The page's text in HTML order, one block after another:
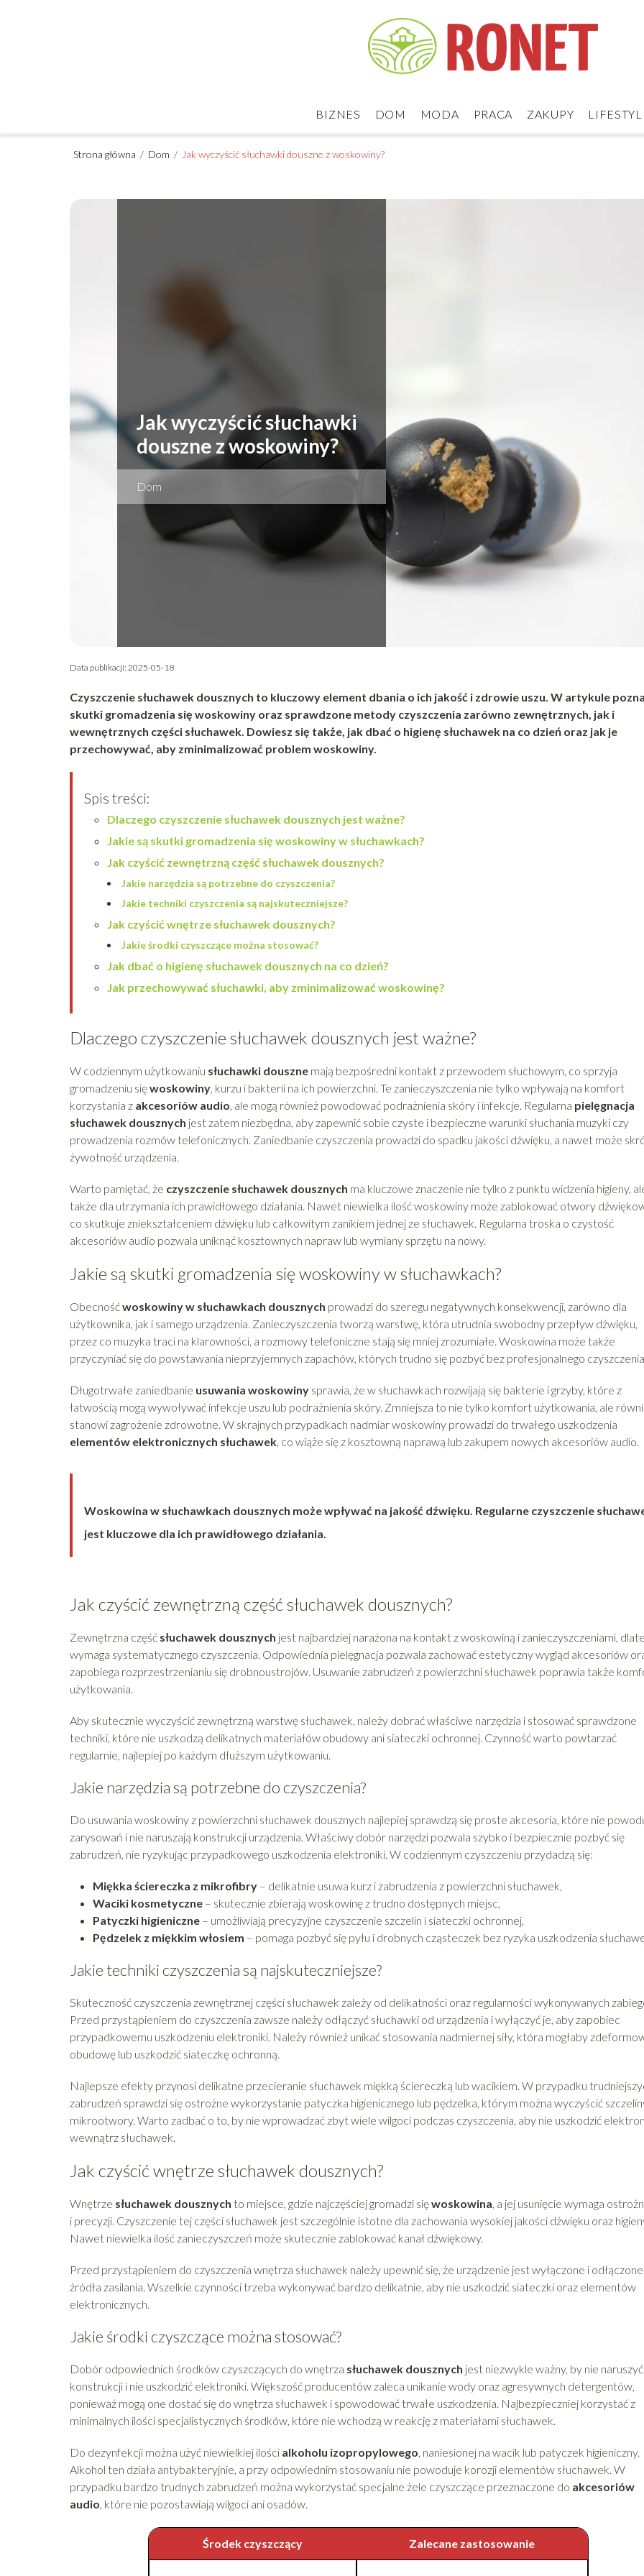
BIZNES DOM MODA PRACA ZAKUPY
Strona główna / Dom / Jak wyczyścić słuchawki douszne z woskowiny?
Jak wyczyścić słuchawki
douszne z woskowiny?
Dom
Data publikacji: 2025-05-18
Czyszczenie słuchawek dousznych to kluczowy element dbania o ich jakość i zdrowie uszu. W artykule
skutki gromadzenia się woskowiny oraz sprawdzone metody czyszczenia zarówno zewnętrznych, jak i
wewnętrznych części słuchawek. Dowiesz się także, jak dbać o higienę słuchawek na co dzień oraz jak je
przechowywać, aby zminimalizować problem woskowiny.
Spis treści:
Dlaczego czyszczenie słuchawek dousznych jest ważne?
Jakie są skutki gromadzenia się woskowiny w słuchawkach?
Jak czyścić zewnętrzną część słuchawek dousznych?
Jakie narzędzia są potrzebne do czyszczenia?
Jakie techniki czyszczenia są najskuteczniejsze?
Jak czyścić wnętrze słuchawek dousznych?
Jakie środki czyszczące można stosować?
Jak dbać o higienę słuchawek dousznych na co dzień?
Jak przechowywać słuchawki, aby zminimalizować woskowinę?
Dlaczego czyszczenie słuchawek dousznych jest ważne?
W codziennym użytkowaniu słuchawki douszne mają bezpośredni kontakt z przewodem słuchowym, co sprzyja
gromadzeniu sięwoskowiny, kurzu i bakterii na ich powierzchni. Te zanieczyszczenia nie tylko wpływają na komfort
korzystania z akcesoriów audio, ale mogą również powodować podrażnienia skóry i infekcje. Regularna pielęgnacja
słuchawek dousznych jest zatem niezbędna, aby zapewnić sobie czyste i bezpieczne warunki słuchania muzyki czy
prowadzenia rozmów telefonicznych. Zaniedbanie czyszczenia prowadzi do spadku jakości dźwięku, a nawet może
żywotność urządzenia.
Warto pamiętać, że czyszczenie słuchawek dousznych ma kluczowe znaczenie nie tylko z punktu widzenia higieny,
także dla utrzymania ich prawidłowego działania. Nawet niewielka ilość woskowiny może zablokować otwory
co skutkuje zniekształceniem dźwięku lub całkowitym zanikiem jednej ze słuchawek. Regularna troska o czystość
akcesoriów audio pozwala uniknąć kosztownych napraw lub wymiany sprzętu na nowy.
Jakie są skutki gromadzenia się woskowiny w słuchawkach?
Obecnośćwoskowiny w słuchawkach dousznych prowadzi do szeregu negatywnych konsekwencji, zarówno dla
użytkownika, jak i samego urządzenia. Zanieczyszczenia tworzą warstwę, która utrudnia swobodny przepływ dźwięku,
przez co muzyka traci na klarowności, a rozmowy telefoniczne stają się mniej zrozumiałe. Woskowina może także
przyczyniać się do powstawania nieprzyjemnych zapachów, których trudno się pozbyć bez profesjonalnego
Długotrwałe zaniedbanie usuwania woskowiny sprawia, że w słuchawkach rozwijają się bakterie i grzyby, które z
łatwością mogą wywoływać infekcje uszu lub podrażnienia skóry. Zmniejsza to nie tylko komfort użytkowania, ale
stanowi zagrożenie zdrowotne. W skrajnych przypadkach nadmiar woskowiny prowadzi do trwałego uszkodzenia
elementów elektronicznych słuchawek, co wiąże się z kosztowną naprawą lub zakupem nowych akcesoriów audio.
Woskowina w słuchawkach dousznych może wpływać na jakość dźwięku. Regularne czyszczenie
jest kluczowe dla ich prawidłowego działania.
Jak czyścić zewnętrzną część słuchawek dousznych?
Zewnętrzna część słuchawek dousznych jest najbardziej narażona na kontakt z woskowiną i zanieczyszczeniami,
wymaga systematycznego czyszczenia. Odpowiednia pielęgnacja pozwala zachować estetyczny wygląd akcesoriów
zapobiega rozprzestrzenianiu się drobnoustrojów. Usuwanie zabrudzeń z powierzchni słuchawek poprawia także
użytkowania.
Aby skutecznie wyczyścić zewnętrzną warstwę słuchawek, należy dobrać właściwe narzędzia i stosować sprawdzone
techniki, które nie uszkodzą delikatnych materiałów obudowy ani siateczki ochronnej. Czynność warto powtarzać
regularnie, najlepiej po każdym dłuższym użytkowaniu.
Jakie narzędzia są potrzebne do czyszczenia?
Do usuwania woskowiny z powierzchni słuchawek dousznych najlepiej sprawdzą się proste akcesoria, które nie
zarysowań i nie naruszają konstrukcji urządzenia. Właściwy dobór narzędzi pozwala szybko i bezpiecznie pozbyć się
zabrudzeń, nie ryzykując przypadkowego uszkodzenia elektroniki. W codziennym czyszczeniu przydadzą się:
Miękka ściereczka z mikrofibry – delikatnie usuwa kurz i zabrudzenia z powierzchni słuchawek,
Waciki kosmetyczne – skutecznie zbierają woskowinę z trudno dostępnych miejsc,
Patyczki higieniczne – umożliwiają precyzyjne czyszczenie szczelin i siateczki ochronnej,
Pędzelek z miękkim włosiem – pomaga pozbyć się pyłu i drobnych cząsteczek bez ryzyka uszkodzenia
Jakie techniki czyszczenia są najskuteczniejsze?
Skuteczność czyszczenia zewnętrznej części słuchawek zależy od delikatności oraz regularności wykonywanych
Przed przystąpieniem do czyszczenia zawsze należy odłączyć słuchawki od urządzenia i wyłączyć je, aby zapobiec
przypadkowemu uszkodzeniu elektroniki. Należy również unikać stosowania nadmiernej siły, która mogłaby
obudowę lub uszkodzić siateczkę ochronną.
Najlepsze efekty przynosi delikatne przecieranie słuchawek miękką ściereczką lub wacikiem. W przypadku
zabrudzeń sprawdzi się ostrożne wykorzystanie patyczka higienicznego lub pędzelka, którym można wyczyścić
mikrootwory. Warto zadbać o to, by nie wprowadzać zbyt wiele wilgoci podczas czyszczenia, aby nie uszkodzić
wewnątrz słuchawek.
Jak czyścić wnętrze słuchawek dousznych?
Wnętrze słuchawek dousznych to miejsce, gdzie najczęściej gromadzi sięwoskowina, a jej usunięcie wymaga
i precyzji. Czyszczenie tej części słuchawek jest szczególnie istotne dla zachowania wysokiej jakości dźwięku oraz
Nawet niewielka ilość zanieczyszczeń może skutecznie zablokować kanał dźwiękowy.
Przed przystąpieniem do czyszczenia wnętrza słuchawek należy upewnić się, że urządzenie jest wyłączone i
źródła zasilania. Wszelkie czynności trzeba wykonywać bardzo delikatnie, aby nie uszkodzić siateczki oraz elementów
elektronicznych.
Jakie środki czyszczące można stosować?
Dobór odpowiednich środków czyszczących do wnętrza słuchawek dousznych jest niezwykle ważny, by nie
konstrukcji i nie uszkodzić elektroniki. Większość producentów zaleca unikanie wody oraz agresywnych detergentów,
ponieważ mogą one dostać się do wnętrza słuchawek i spowodować trwałe uszkodzenia. Najbezpieczniej korzystać z
minimalnych ilości specjalistycznych środków, które nie wchodzą w reakcję z materiałami słuchawek.
Do dezynfekcji można użyć niewielkiej ilości alkoholu izopropylowego, naniesionej na wacik lub patyczek higieniczny.
Alkohol ten działa antybakteryjnie, a przy odpowiednim stosowaniu nie powoduje korozji elementów słuchawek. W
przypadku bardzo trudnych zabrudzeń można wykorzystać specjalne żele czyszczące przeznaczone do akcesoriów
audio, które nie pozostawiają wilgoci ani osadów.
Środek czyszczący Zalecane zastosowanie